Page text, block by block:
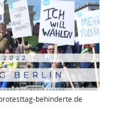
behinderte.de